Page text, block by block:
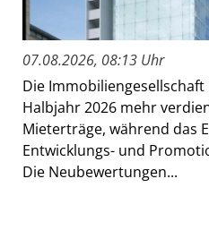
07.08.2026, 08:13 Uhr
Die
Halbjahr 2026 mehr
Mieterträge, während das
Entwicklungs- und
Die Neubewertungen...